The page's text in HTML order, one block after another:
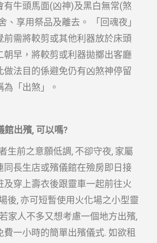
有牛頭馬面(凶神)及黑白無常(煞
、享用祭品及離去。 「回魂夜」
前需將較剪或其他利器放於床頭
朝早，將較剪或利器拋擲出客廳
做法目的係避免仍有凶煞神停留
「出煞」。
館出殯, 可以嗎?
生前之意願低調, 不卻守夜, 家屬
同長生店或殯儀館在殮房即日接
及穿上壽衣後跟靈車一起前往火
後, 亦可短暫使用火化場之小型靈
家人不多又想考慮一個地方出殯,
費一小時的簡單出殯儀式. 如欲租